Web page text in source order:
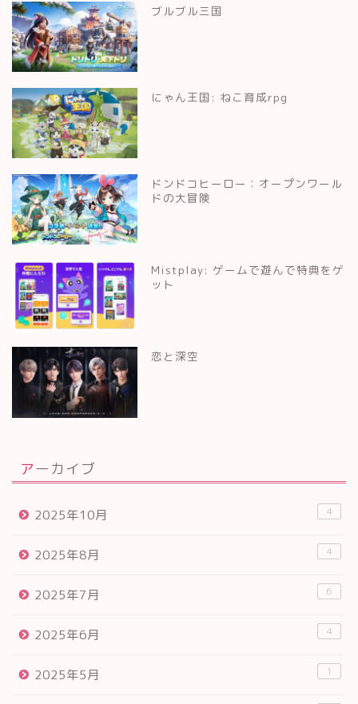
ブルブル三国
にゃん王国: ねこ育成rpg
ドンドコヒーロー：オープンワール
ドの大冒険
Mistplay: ゲームで遊んで特典をゲ
ット
恋と深空
アーカイブ
2025年10月 4
2025年8月 4
2025年7月 6
2025年6月 4
2025年5月 1